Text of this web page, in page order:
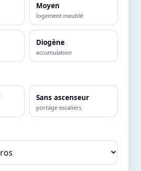
Moyen
logement meublé
Diogène
accumulation
Sans ascenseur
portage escaliers